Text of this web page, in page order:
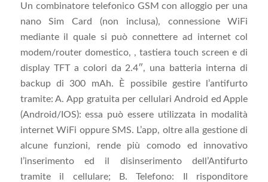
Un combinatore telefonico GSM con alloggio per una
nano Sim Card (non inclusa), connessione WiFi
mediante il quale si può connettere ad internet col
modem/router domestico, , tastiera touch screen e di
display TFT a colori da 2.4″, una batteria interna di
backup di 300 mAh. È possibile gestire l’antifurto
tramite: A. App gratuita per cellulari Android ed Apple
(Android/IOS): essa può essere utilizzata in modalità
internet WiFi oppure SMS. L’app, oltre alla gestione di
alcune funzioni, rende più comodo ed innovativo
l’inserimento ed il disinserimento dell’Antifurto
tramite il cellulare; B. Telefono: Il risponditore